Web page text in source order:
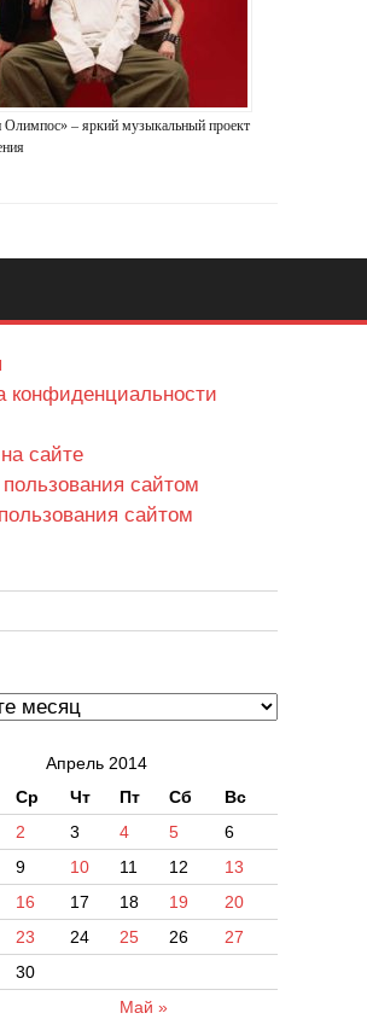
Олимпос» – яркий музыкальный проект
конфиденциальности
сайте
сайтом
сайтом
Апрель 2014
Ср Чт Пт Сб Вс
Май »
2 3 4 5
6
9 10 11 12
13
16 17 18 19
20
23 24 25 26
27
30